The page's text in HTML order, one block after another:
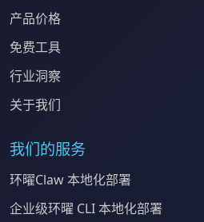
产品价格
免费工具
行业洞察
关于我们
我们的服务
环曜Claw 本地化部署
企业级环曜 CLI 本地化部署